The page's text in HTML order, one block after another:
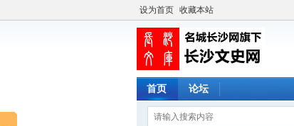
设为首页 收藏本站
首页 论坛